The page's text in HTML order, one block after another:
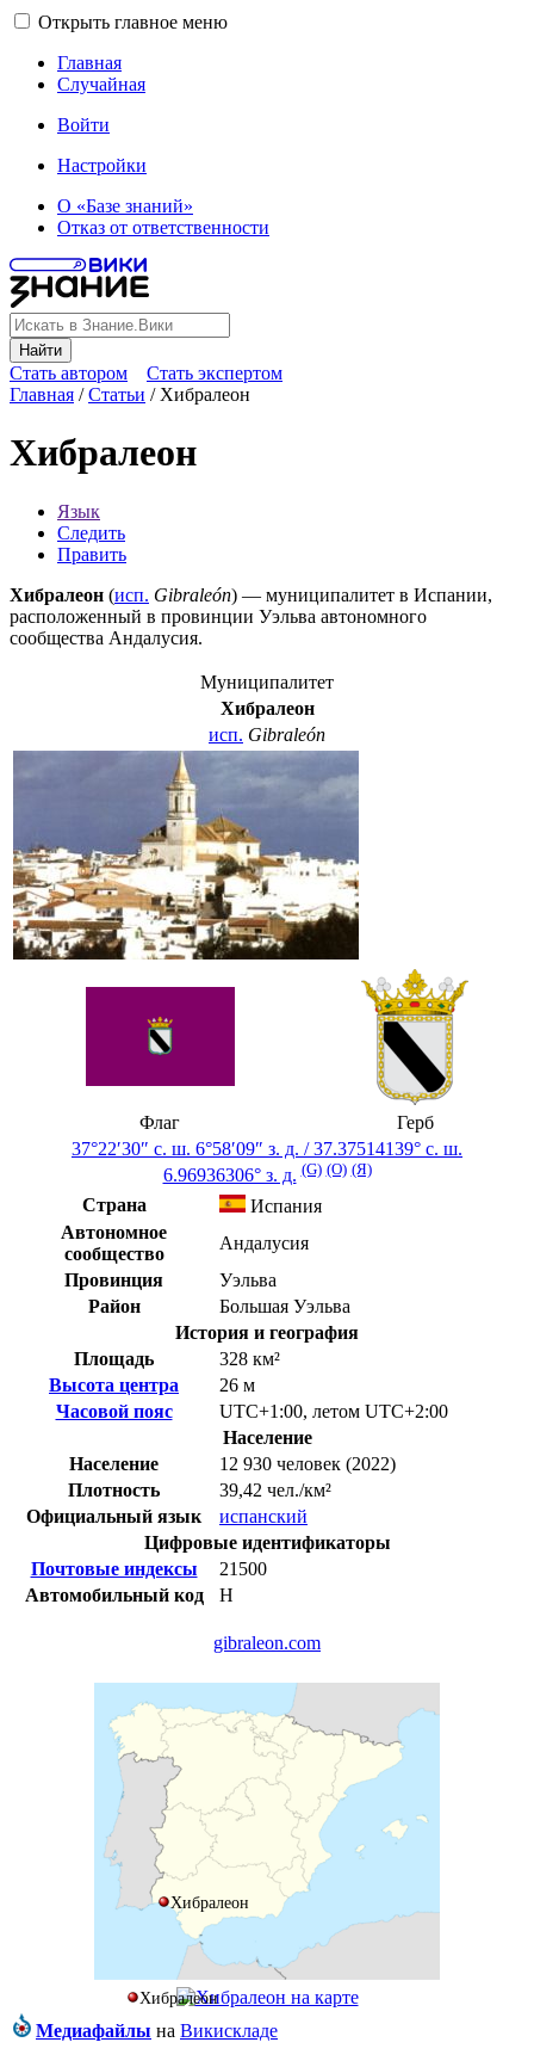
Открыть главное меню
Главная
Случайная
Войти
Настройки
О «Базе знаний»
Отказ от ответственности
Найти
Стать автором
Стать экспертом
Главная /Статьи / Хибралеон
Хибралеон
Язык
Следить
Править
Хибралеон (исп. Gibraleón) — муниципалитет в Испании,
расположенный в провинции Уэльва автономного
сообщества Андалусия.
Муниципалитет
Хибралеон
исп. Gibraleón
Флаг
Герб
37°22′30″ с. ш. 6°58′09″ з. д. /37.37514139° с. ш.
6.96936306° з. д. (G) (O) (Я)
Страна
Испания
Автономное
сообщество
Андалусия
Провинция
Уэльва
Район
Большая Уэльва
История и география
Площадь
328 км²
Высота центра
26 м
Часовой пояс
UTC+1:00, летом UTC+2:00
Население
Население
12 930 человек (2022)
Плотность
39,42 чел./км²
Официальный язык
испанский
Цифровые идентификаторы
Почтовые индексы
21500
Автомобильный код
H
gibraleon.com
Хибралеон
Хибралеон
Медиафайлы на Викискладе